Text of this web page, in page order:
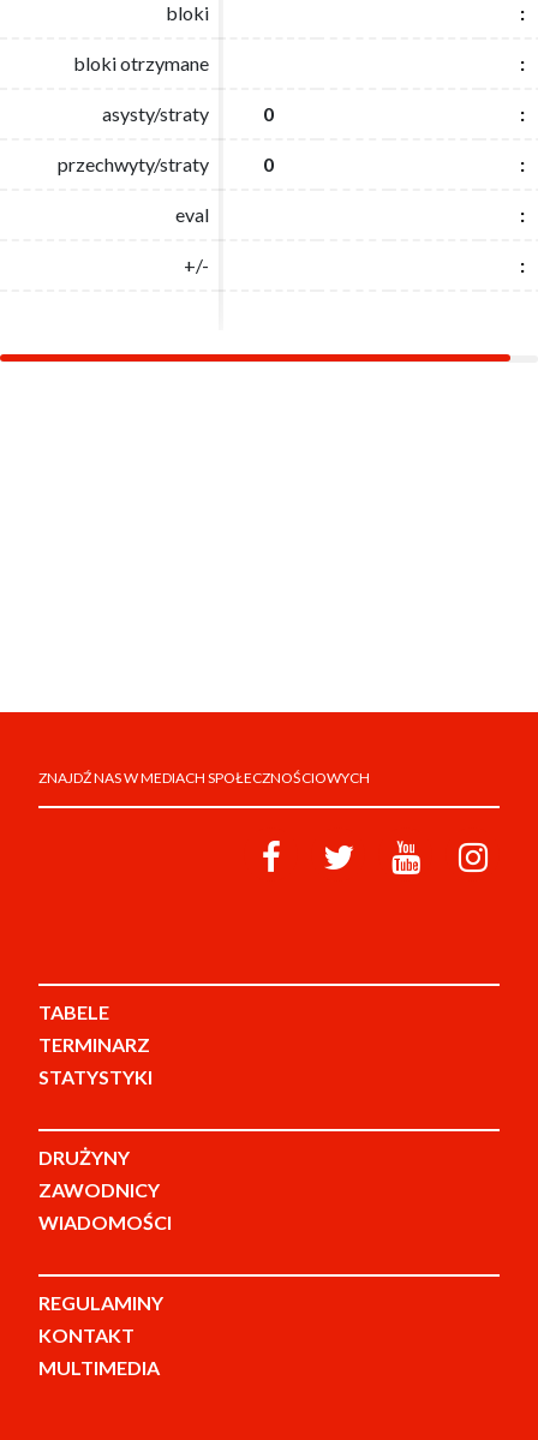
bloki :
bloki otrzymane :
asysty/straty 0 :
przechwyty/straty 0 :
eval :
+/- :
bloki :
bloki otrzymane :
asysty/straty 0 :
przechwyty/straty 0 :
eval :
+/- :
ZNAJDŹ NAS W MEDIACH SPOŁECZNOŚCIOWYCH
TABELE
TERMINARZ
STATYSTYKI
DRUŻYNY
ZAWODNICY
WIADOMOŚCI
REGULAMINY
KONTAKT
MULTIMEDIA